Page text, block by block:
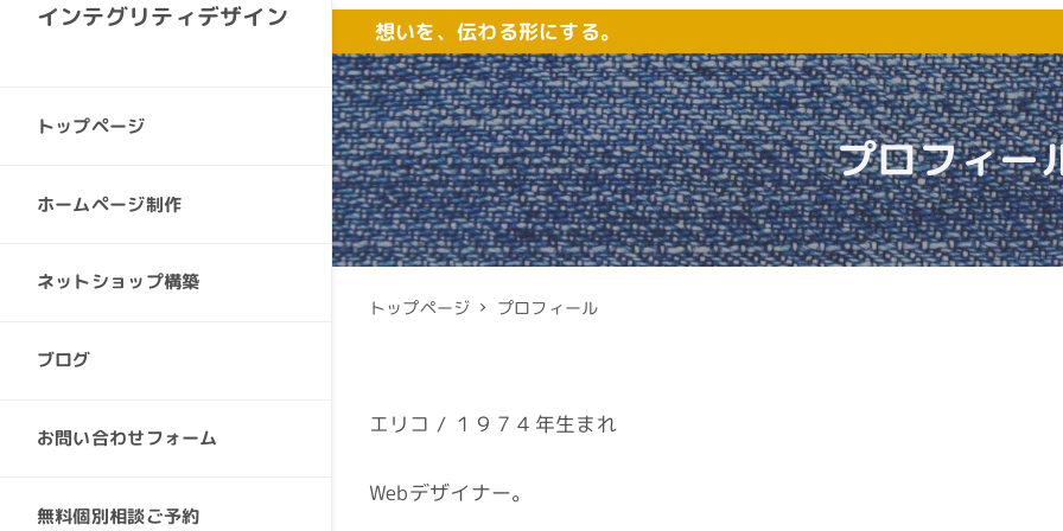
インテグリティデザイン
トップページ
ホームページ制作
ネットショップ構築
ブログ
お問い合わせフォーム
無料個別相談ご予約
想いを、伝わる形にする。
プロフィー
トップページ プロフィール
エリコ / １９７４年生まれ
Webデザイナー。